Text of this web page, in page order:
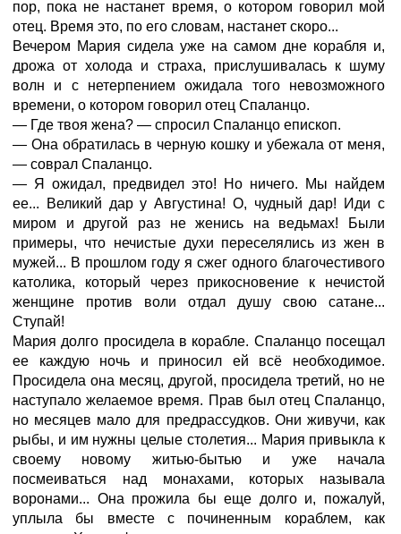
пор, пока не настанет время, о котором говорил мой
отец. Время это, по его словам, настанет скоро...
Вечером Мария сидела уже на самом дне корабля и,
дрожа от холода и страха, прислушивалась к шуму
волн и с нетерпением ожидала того невозможного
времени, о котором говорил отец Спаланцо.
— Где твоя жена? — спросил Спаланцо епископ.
— Она обратилась в черную кошку и убежала от меня,
— соврал Спаланцо.
— Я ожидал, предвидел это! Но ничего. Мы найдем
ее... Великий дар у Августина! О, чудный дар! Иди с
миром и другой раз не женись на ведьмах! Были
примеры, что нечистые духи переселялись из жен в
мужей... В прошлом году я сжег одного благочестивого
католика, который через прикосновение к нечистой
женщине против воли отдал душу свою сатане...
Ступай!
Мария долго просидела в корабле. Спаланцо посещал
ее каждую ночь и приносил ей всё необходимое.
Просидела она месяц, другой, просидела третий, но не
наступало желаемое время. Прав был отец Спаланцо,
но месяцев мало для предрассудков. Они живучи, как
рыбы, и им нужны целые столетия... Мария привыкла к
своему новому житью-бытью и уже начала
посмеиваться над монахами, которых называла
воронами... Она прожила бы еще долго и, пожалуй,
уплыла бы вместе с починенным кораблем, как